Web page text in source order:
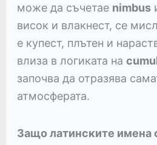
може да съчетае nimbus
висок и влакнест, се
е купест, плътен и
влиза в логиката на
започва да отразява
атмосферата.
Защо латинските имена